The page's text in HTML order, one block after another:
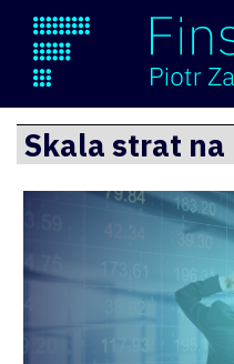
Przejdź
do
Skala strat na